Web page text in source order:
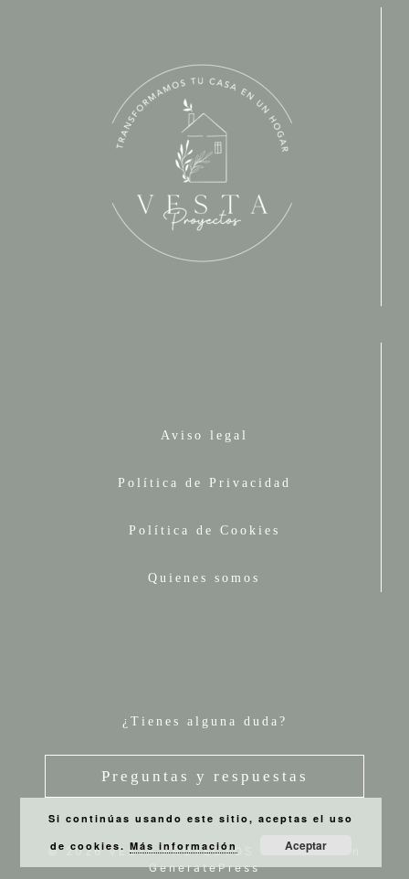
Aviso legal
Política de Privacidad
Política de Cookies
Quienes somos
¿Tienes alguna duda?
Preguntas y respuestas
© 2026 VESTA PROYECTOS
• Creado con
GeneratePress
Si continúas usando este sitio, aceptas el uso
de cookies.Más información Aceptar